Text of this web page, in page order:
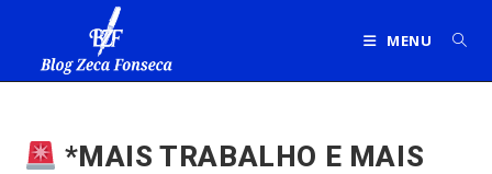
MENU
*MAIS TRABALHO E MAIS